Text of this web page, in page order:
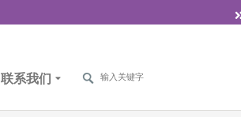
联系我们